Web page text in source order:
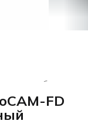
автомобиля
FD